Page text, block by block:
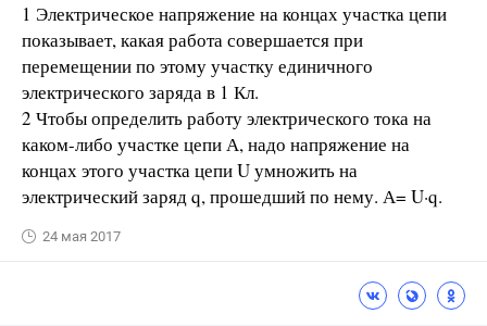
1 Электрическое напряжение на концах участка цепи
показывает, какая работа совершается при
перемещении по этому участку единичного
электрического заряда в 1 Кл.
2 Чтобы определить работу электрического тока на
каком-либо участке цепи А, надо напряжение на
концах этого участка цепи U умножить на
электрический заряд q, прошедший по нему. А= U·q.
24 мая 2017